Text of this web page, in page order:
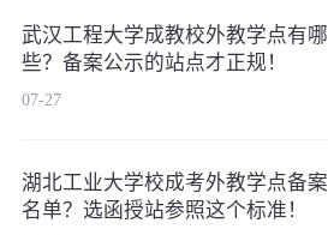
武汉工程大学成教校外教学点有哪
些？备案公示的站点才正规！
07-27
湖北工业大学校成考外教学点备案
名单？选函授站参照这个标准！